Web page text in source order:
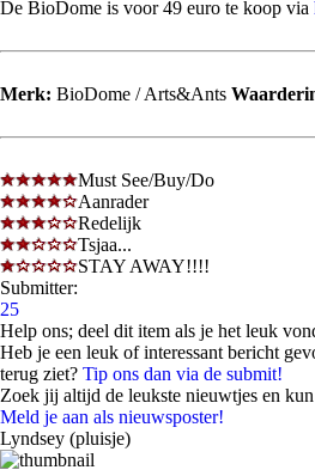
De BioDome is voor 49 euro te koop via
Merk: BioDome / Arts&Ants
Must See/Buy/Do
Aanrader
Redelijk
Tsjaa...
STAY AWAY!!!!
Submitter:
25
Help ons; deel dit item als je het leuk
Heb je een leuk of interessant bericht
terug ziet? Tip ons dan via de submit!
Zoek jij altijd de leukste nieuwtjes en
Meld je aan als nieuwsposter!
Lyndsey (pluisje)